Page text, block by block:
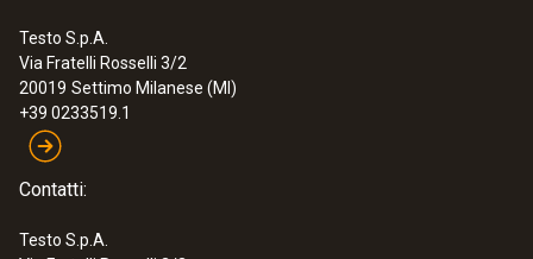
:0590 7602
testo 760-2 - multimetro digitale TRMS
Testo S.p.A.
Via Fratelli Rosselli 3/2
20019 Settimo Milanese (MI)
+39 0233519.1
Contatti:
Testo S.p.A.